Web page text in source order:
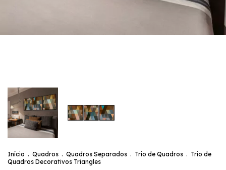
Início . Quadros . Quadros Separados . Trio de Quadros . Trio de
Quadros Decorativos Triangles